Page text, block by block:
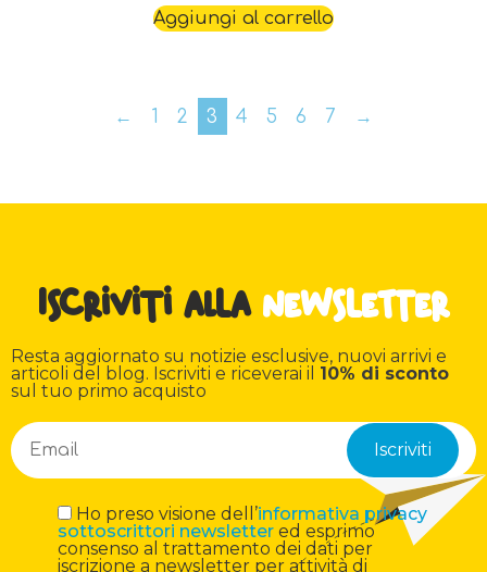
Aggiungi al carrello
← 1 2 3 4 5 6 7 →
Iscriviti alla newsletter
Resta aggiornato su notizie esclusive, nuovi arrivi e
articoli del blog. Iscriviti e riceverai il 10% di sconto
sul tuo primo acquisto
Ho preso visione dell’informativa privacy
sottoscrittori newslettered esprimo
consenso al trattamento dei dati per
iscrizione a newsletter per attività di